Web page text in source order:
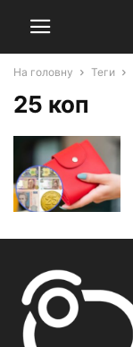
На головну Теги
25 коп